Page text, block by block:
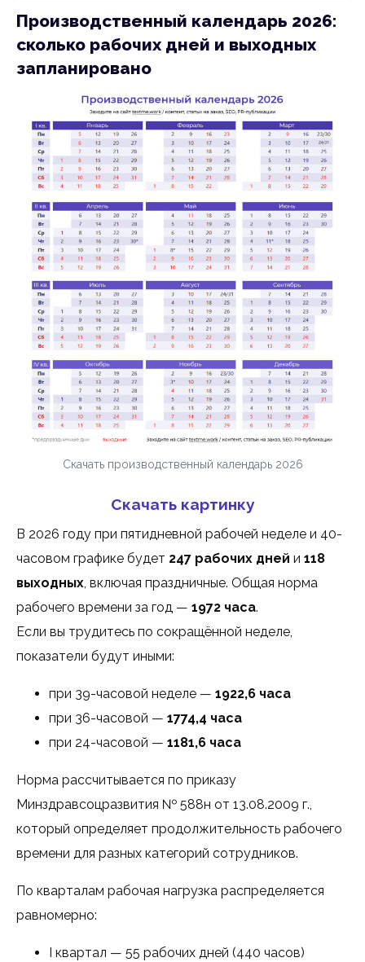
Производственный календарь 2026:
сколько рабочих дней и выходных
запланировано
Скачать производственный календарь 2026
Скачать картинку
В 2026 году при пятидневной рабочей неделе и 40-
часовом графике будет 247 рабочих дней и 118
выходных, включая праздничные. Общая норма
рабочего времени за год — 1972 часа.
Если вы трудитесь по сокращённой неделе,
показатели будут иными:
при 39-часовой неделе — 1922,6 часа
при 36-часовой — 1774,4 часа
при 24-часовой — 1181,6 часа
Норма рассчитывается по приказу
Минздравсоцразвития № 588н от 13.08.2009 г.,
который определяет продолжительность рабочего
времени для разных категорий сотрудников.
По кварталам рабочая нагрузка распределяется
равномерно:
I квартал — 55 рабочих дней (440 часов)